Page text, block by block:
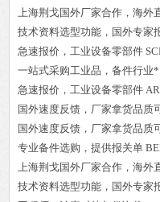
上海荆戈国外厂家合作，海外
技术资料选型功能，国外专家
急速报价， 工业设备零部件
一站式采购工业品 ， 备件行业*
急速报价， 工业设备零部件
国外速度反馈，厂家拿货品质
国外速度反馈，厂家拿货品质
专业备件选购 ，提供报关单
上海荆戈国外厂家合作，海外
技术资料选型功能，国外专家